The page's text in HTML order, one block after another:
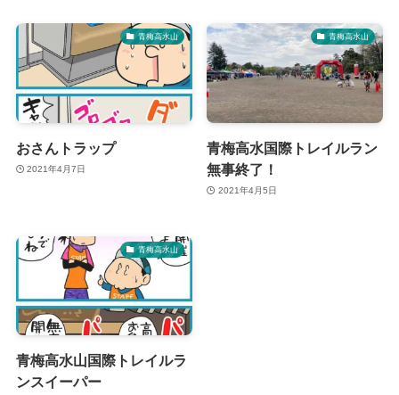
青梅高水山
おさんトラップ
2021年4月7日
青梅高水山
青梅高水国際トレイルラン
無事終了！
2021年4月5日
青梅高水山
青梅高水山国際トレイルラ
ンスイーパー